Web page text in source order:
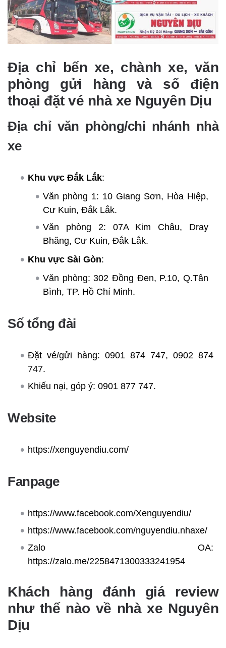
Địa chỉ bến xe, chành xe, văn
phòng gửi hàng và số điện
thoại đặt vé nhà xe Nguyên Dịu
Địa chỉ văn phòng/chi nhánh nhà
xe
Khu vực Đắk Lắk:
Văn phòng 1: 10 Giang Sơn, Hòa Hiệp,
Cư Kuin, Đắk Lắk.
Văn phòng 2: 07A Kim Châu, Dray
Bhăng, Cư Kuin, Đắk Lắk.
Khu vực Sài Gòn:
Văn phòng: 302 Đồng Đen, P.10, Q.Tân
Bình, TP. Hồ Chí Minh.
Số tổng đài
Đặt vé/gửi hàng: 0901 874 747, 0902 874
747.
Khiếu nại, góp ý: 0901 877 747.
Website
https://xenguyendiu.com/
Fanpage
https://www.facebook.com/Xenguyendiu/
https://www.facebook.com/nguyendiu.nhaxe/
Zalo OA:
https://zalo.me/2258471300333241954
Khách hàng đánh giá review
như thế nào về nhà xe Nguyên
Dịu